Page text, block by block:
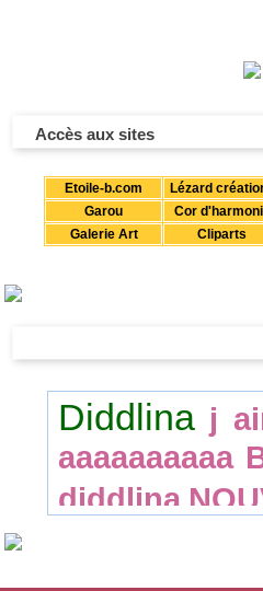
Accès aux sites
Etoile-b.com Lézard
Garou
Cor
Galerie Art
Cliparts
Diddlina j
aaaaaaaaaa
diddlina